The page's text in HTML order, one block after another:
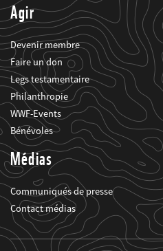
Agir
Devenir membre
Faire un don
Legs testamentaire
Philanthropie
WWF-Events
Bénévoles
Médias
Communiqués de presse
Contact médias